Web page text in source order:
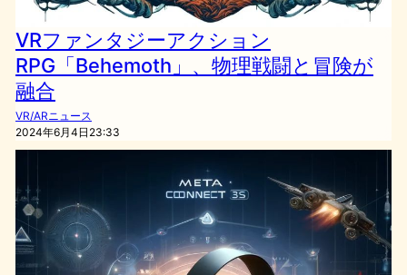
VRファンタジーアクション
RPG「Behemoth」、物理戦闘と冒険が
融合
VR/ARニュース
2024年6月4日23:33